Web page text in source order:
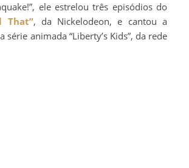
ele estrelou três episódios do
That”, da Nickelodeon, e cantou a
série animada “Liberty’s Kids”, da rede